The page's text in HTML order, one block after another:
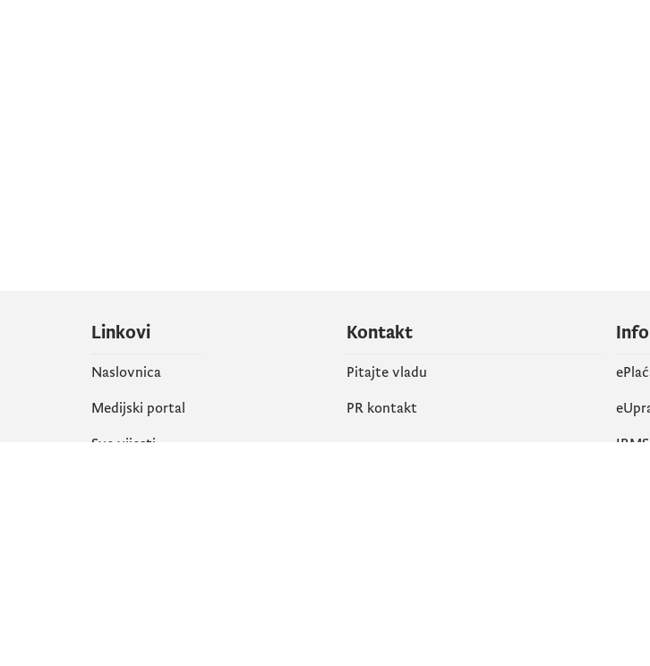
Linkovi
Naslovnica
Medijski portal
Sve vijesti
Kontakt
Pitajte vladu
PR kontakt
IRMS